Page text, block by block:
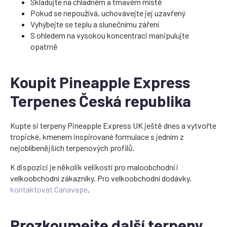
Pokud se nepoužívá, uchovávejte jej uzavřený
Vyhýbejte se teplu a slunečnímu záření
S ohledem na vysokou koncentraci manipulujte
opatrně
Koupit Pineapple Express
Terpenes Česká republika
Kupte si terpeny Pineapple Express UK ještě dnes a vytvořte
tropické, kmenem inspirované formulace s jedním z
nejoblíbenějších terpenových profilů.
K dispozici je několik velikostí pro maloobchodní i
velkoobchodní zákazníky. Pro velkoobchodní dodávky,
kontaktovat Canavape.